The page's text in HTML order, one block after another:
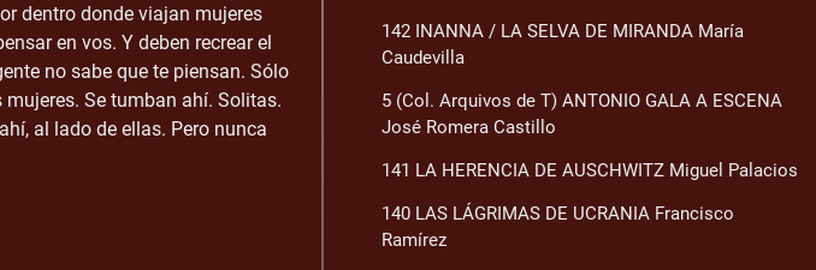
dentro donde viajan mujeres
en vos. Y deben recrear el
no sabe que te piensan. Sólo
Se tumban ahí. Solitas.
al lado de ellas. Pero nunca
142 INANNA / LA SELVA DE MIRANDA María
Caudevilla
5 (Col. Arquivos de T) ANTONIO GALA A ESCENA
José Romera Castillo
141 LA HERENCIA DE AUSCHWITZ Miguel Palacios
140 LAS LÁGRIMAS DE UCRANIA Francisco
Ramírez